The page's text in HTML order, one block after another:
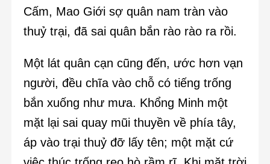
Cấm, Mao Giới sợ quân nam tràn vào
thuỷ trại, đã sai quân bắn rào rào ra rồi.
Một lát quân cạn cũng đến, ước hơn vạn
người, đều chĩa vào chỗ có tiếng trống
bắn xuống như mưa. Khổng Minh một
mặt lại sai quay mũi thuyền về phía tây,
áp vào trại thuỷ đỡ lấy tên; một mặt cứ